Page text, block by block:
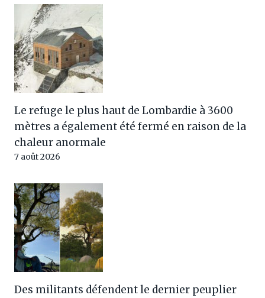
Le refuge le plus haut de Lombardie à 3600
mètres a également été fermé en raison de la
chaleur anormale
7 août 2026
Des militants défendent le dernier peuplier